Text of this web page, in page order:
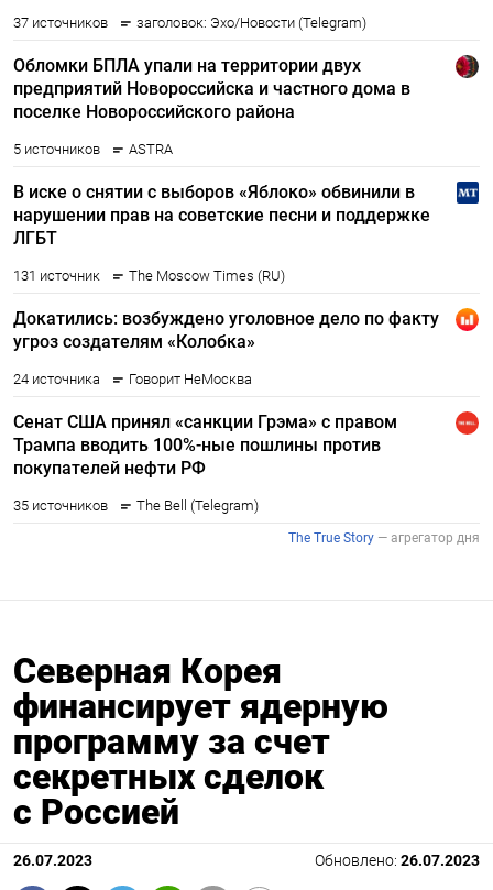
Северная Корея
финансирует ядерную
программу за счет
секретных сделок
с Россией
26.07.2023 Обновлено: 26.07.2023